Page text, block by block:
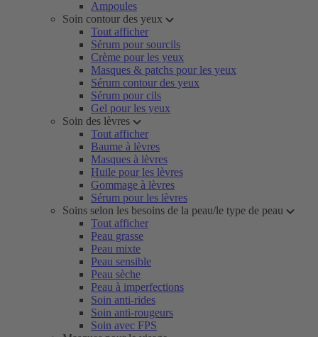
Ampoules
Soin contour des yeux
Tout afficher
Sérum pour sourcils
Crème pour les yeux
Masques & patchs pour les yeux
Sérum contour des yeux
Sérum pour cils
Gel pour les yeux
Soin des lèvres
Tout afficher
Baume à lèvres
Masques à lèvres
Huile pour les lèvres
Gommage à lèvres
Sérum pour les lèvres
Soins selon les besoins de la peau/le type de peau
Tout afficher
Peau grasse
Peau mixte
Peau sensible
Peau sèche
Peau à imperfections
Soin anti-rides
Soin anti-rougeurs
Soin avec FPS